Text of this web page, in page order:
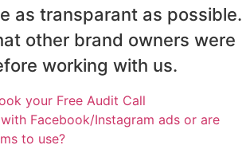
as transparant as possible.
other brand owners were
working with us.
your Free Audit Call
Facebook/Instagram ads or are
to use?